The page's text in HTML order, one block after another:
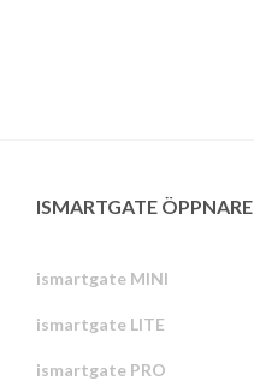
ISMARTGATE ÖPPNARE
ismartgate MINI
ismartgate LITE
ismartgate PRO